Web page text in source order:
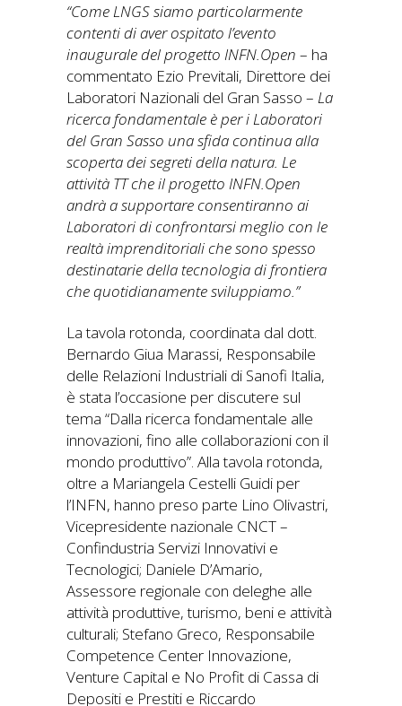
“Come LNGS siamo particolarmente
contenti di aver ospitato l’evento
inaugurale del progetto INFN.Open – ha
commentato Ezio Previtali, Direttore dei
Laboratori Nazionali del Gran Sasso – La
ricerca fondamentale è per i Laboratori
del Gran Sasso una sfida continua alla
scoperta dei segreti della natura. Le
attività TT che il progetto INFN.Open
andrà a supportare consentiranno ai
Laboratori di confrontarsi meglio con le
realtà imprenditoriali che sono spesso
destinatarie della tecnologia di frontiera
che quotidianamente sviluppiamo.”
La tavola rotonda, coordinata dal dott.
Bernardo Giua Marassi, Responsabile
delle Relazioni Industriali di Sanofi Italia,
è stata l’occasione per discutere sul
tema “Dalla ricerca fondamentale alle
innovazioni, fino alle collaborazioni con il
mondo produttivo”. Alla tavola rotonda,
oltre a Mariangela Cestelli Guidi per
l’INFN, hanno preso parte Lino Olivastri,
Vicepresidente nazionale CNCT –
Confindustria Servizi Innovativi e
Tecnologici; Daniele D’Amario,
Assessore regionale con deleghe alle
attività produttive, turismo, beni e attività
culturali; Stefano Greco, Responsabile
Competence Center Innovazione,
Venture Capital e No Profit di Cassa di
Depositi e Prestiti e Riccardo